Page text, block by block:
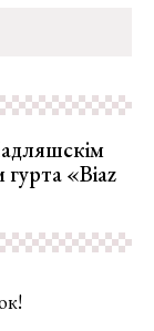
гурта «Biaz